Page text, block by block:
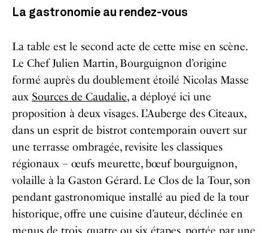
La gastronomie au rendez-vous
La table est le second acte de cette mise en scène.
Le Chef Julien Martin, Bourguignon d’origine
formé auprès du doublement étoilé Nicolas Masse
aux Sources de Caudalie, a déployé ici une
proposition à deux visages. L’Auberge des Cîteaux,
dans un esprit de bistrot contemporain ouvert sur
une terrasse ombragée, revisite les classiques
régionaux – œufs meurette, bœuf bourguignon,
volaille à la Gaston Gérard. Le Clos de la Tour, son
pendant gastronomique installé au pied de la tour
historique, offre une cuisine d’auteur, déclinée en